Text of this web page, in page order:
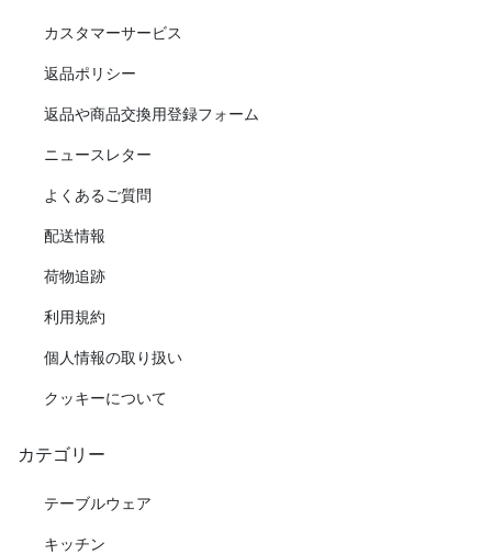
カスタマーサービス
返品ポリシー
返品や商品交換用登録フォーム
ニュースレター
よくあるご質問
配送情報
荷物追跡
利用規約
個人情報の取り扱い
クッキーについて
カテゴリー
テーブルウェア
キッチン